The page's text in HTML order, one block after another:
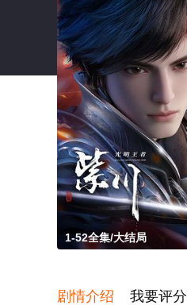
1-52全集/大结局
剧情介绍 我要评分